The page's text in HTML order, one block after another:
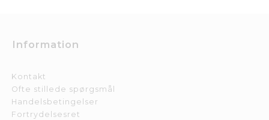
Information
Kontakt
Ofte stillede spørgsmål
Handelsbetingelser
Fortrydelsesret